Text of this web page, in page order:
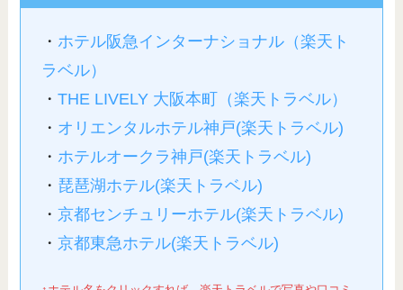
・ ホテル阪急インターナショナル（楽天ト
ラベル）
・ THE LIVELY 大阪本町（楽天トラベル）
・ オリエンタルホテル神戸(楽天トラベル)
・ ホテルオークラ神戸(楽天トラベル)
・ 琵琶湖ホテル(楽天トラベル)
・ 京都センチュリーホテル(楽天トラベル)
・ 京都東急ホテル(楽天トラベル)